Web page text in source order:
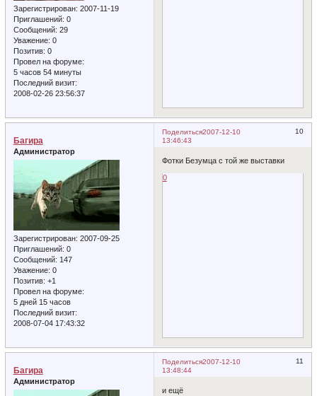
Зарегистрирован: 2007-11-19
Приглашений: 0
Сообщений: 29
Уважение: 0
Позитив: 0
Провел на форуме:
5 часов 54 минуты
Последний визит:
2008-02-26 23:56:37
Поделиться 10
2007-12-10
13:46:43
Багира
Администратор
Зарегистрирован: 2007-09-25
Приглашений: 0
Сообщений: 147
Уважение: 0
Позитив: +1
Провел на форуме:
5 дней 15 часов
Последний визит:
2008-07-04 17:43:32
Фотки Безумца с той же выставки
0
Поделиться 11
2007-12-10
13:48:44
Багира
Администратор
и ещё